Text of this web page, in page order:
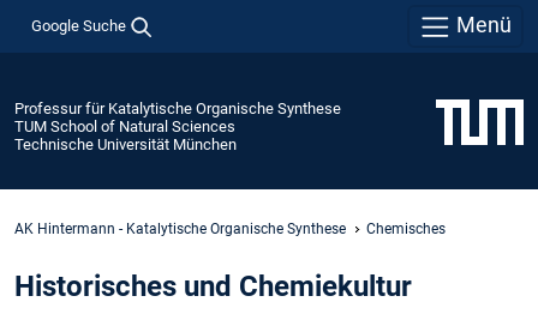
Google Suche Menü
Professur für Katalytische Organische Synthese
TUM School of Natural Sciences
Technische Universität München
AK Hintermann - Katalytische Organische Synthese Chemisches
Historisches und Chemiekultur